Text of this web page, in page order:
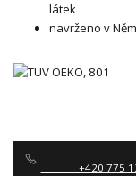
látek
navrženo v
+420